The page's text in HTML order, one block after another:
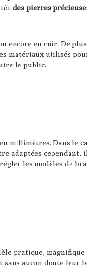
des pierres
encore en cuir. De
matériaux utilisés
le public.
millimètres. Dans le
adaptées cependant,
les modèles de
pratique,
sans aucun doute leur